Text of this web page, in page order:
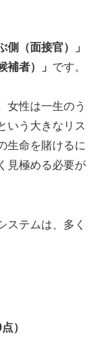
側（面接官）」
補者）」 です。
女性は一生のう
いう大きなリス
生命を賭けるに
見極める必要が
ステムは、多く
）